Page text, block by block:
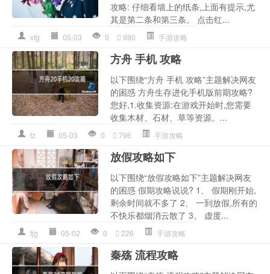
攻略: 仔细看墙上的纸条,上面有提示,尤
其是第二条和第三条。 点击红...
xfg 05-03 0 980 手游攻略
方舟 手机 攻略
以下围绕“方舟 手机 攻略”主题解决网友
的困惑 方舟生存进化手机版前期攻略?
您好,1.收集资源:在游戏开始时,您需要
收集木材、石材、草等资源。...
fz 05-03 0 796 手游攻略
放假攻略如下
以下围绕“放假攻略如下”主题解决网友
的困惑 假期攻略说说? 1、 假期刚开始,
剩余时间就不多了 2、 一到放假,所有的
不快乐都烟消云散了 3、 虚度...
fjg 05-02 0 226 手游攻略
秦殇 流程攻略